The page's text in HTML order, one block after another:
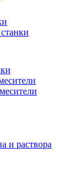
и раствора